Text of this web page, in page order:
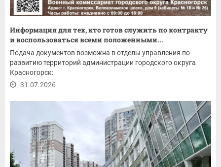
Информация для тех, кто готов служить по контракту
и воспользоваться всеми положенными...
Подача документов возможна в отделы управления по
развитию территорий администрации городского округа
Красногорск:
31.07.2026